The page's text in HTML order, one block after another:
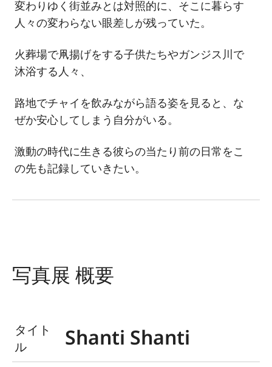
変わりゆく街並みとは対照的に、そこに暮らす
人々の変わらない眼差しが残っていた。
火葬場で凧揚げをする子供たちやガンジス川で
沐浴する人々、
路地でチャイを飲みながら語る姿を見ると、な
ぜか安心してしまう自分がいる。
激動の時代に生きる彼らの当たり前の日常をこ
の先も記録していきたい。
写真展 概要
タイト
ル
Shanti Shanti